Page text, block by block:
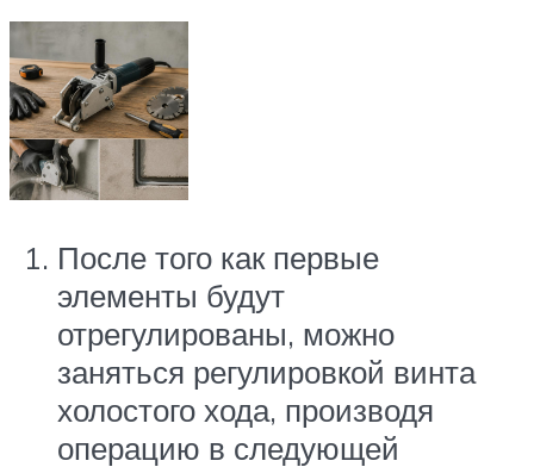
После того как первые
элементы будут
отрегулированы, можно
заняться регулировкой винта
холостого хода, производя
операцию в следующей